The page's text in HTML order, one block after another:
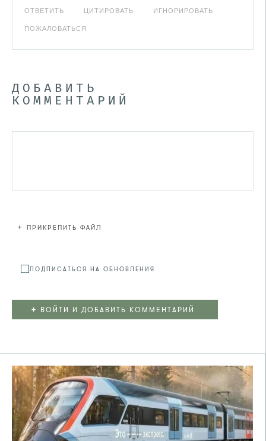
ОТВЕТИТЬ ЦИТИРОВАТЬ ИГНОРИРОВАТЬ
ПОЖАЛОВАТЬСЯ
ДОБАВИТЬ
КОММЕНТАРИЙ
+ ПРИКРЕПИТЬ ФАЙЛ
ПОДПИСАТЬСЯ НА ОБНОВЛЕНИЯ
+ ВОЙТИ И ДОБАВИТЬ КОММЕНТАРИЙ